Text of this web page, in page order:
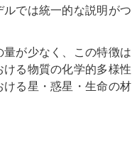
では統一的な説明がつ
が少なく、この特徴は
る物質の化学的多様性
る星・惑星・生命の材